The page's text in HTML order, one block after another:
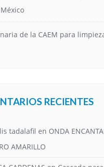
de la CAEM para
RECIENTES
tadalafil en ONDA
AMARILLO